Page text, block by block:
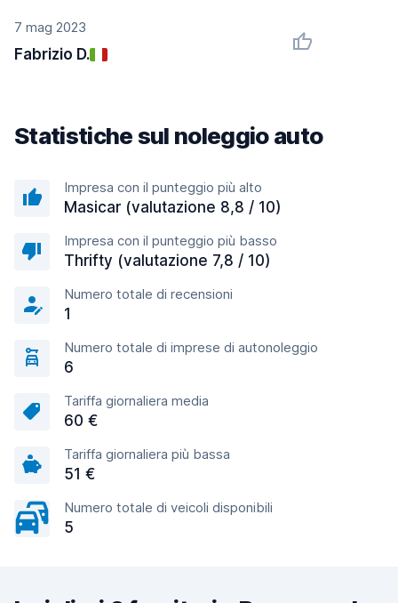
7 mag 2023
Fabrizio D.
Statistiche sul noleggio auto
Impresa con il punteggio più alto
Masicar (valutazione 8,8 / 10)
Impresa con il punteggio più basso
Thrifty (valutazione 7,8 / 10)
Numero totale di recensioni
1
Numero totale di imprese di autonoleggio
6
Tariffa giornaliera media
60 €
Tariffa giornaliera più bassa
51 €
Numero totale di veicoli disponibili
5